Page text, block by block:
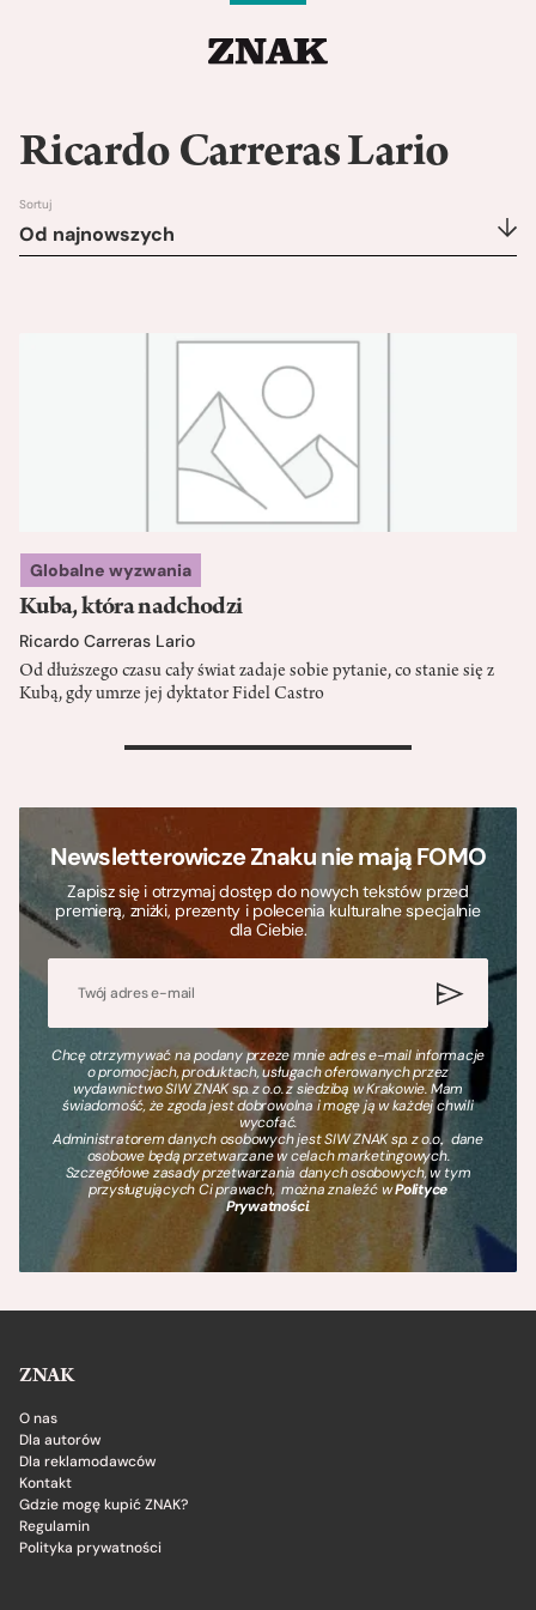
Ricardo Carreras Lario
Sortuj
Od najnowszych
Globalne wyzwania
Kuba, która nadchodzi
Ricardo Carreras Lario
Od dłuższego czasu cały świat zadaje sobie pytanie, co stanie się z
Kubą, gdy umrze jej dyktator Fidel Castro
>
Newsletterowicze Znaku nie mają FOMO
Zapisz się i otrzymaj dostęp do nowych tekstów przed
premierą, zniżki, prezenty i polecenia kulturalne specjalnie
dla Ciebie.
Chcę otrzymywać na podany przeze mnie adres e-mail informacje
o promocjach, produktach, usługach oferowanych przez
wydawnictwo SIW ZNAK sp. z o.o. z siedzibą w Krakowie. Mam
świadomość, że zgoda jest dobrowolna i mogę ją w każdej chwili
wycofać.
Administratorem danych osobowych jest SIW ZNAK sp. z o.o., dane
osobowe będą przetwarzane w celach marketingowych.
Szczegółowe zasady przetwarzania danych osobowych, w tym
przysługujących Ci prawach, można znaleźć wPolityce
Prywatności.
ZNAK
O nas
Dla autorów
Dla reklamodawców
Kontakt
Gdzie mogę kupić ZNAK?
Regulamin
Polityka prywatności